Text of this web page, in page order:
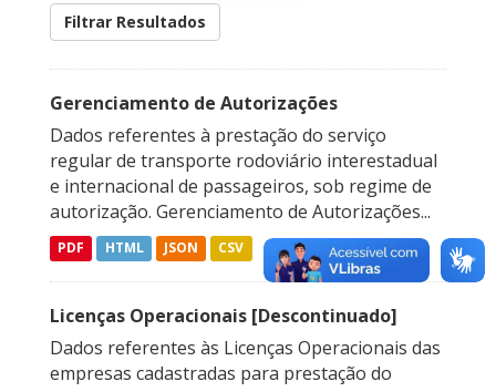
Filtrar Resultados
Gerenciamento de Autorizações
Dados referentes à prestação do serviço
regular de transporte rodoviário interestadual
e internacional de passageiros, sob regime de
autorização. Gerenciamento de Autorizações...
PDF HTML JSON CSV
Licenças Operacionais [Descontinuado]
Dados referentes às Licenças Operacionais das
empresas cadastradas para prestação do